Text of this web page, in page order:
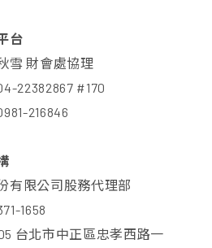
台
雪 財會處協理
22382867 #170
216846
有限公司股務代理部
1658
台北市中正區忠孝西路一